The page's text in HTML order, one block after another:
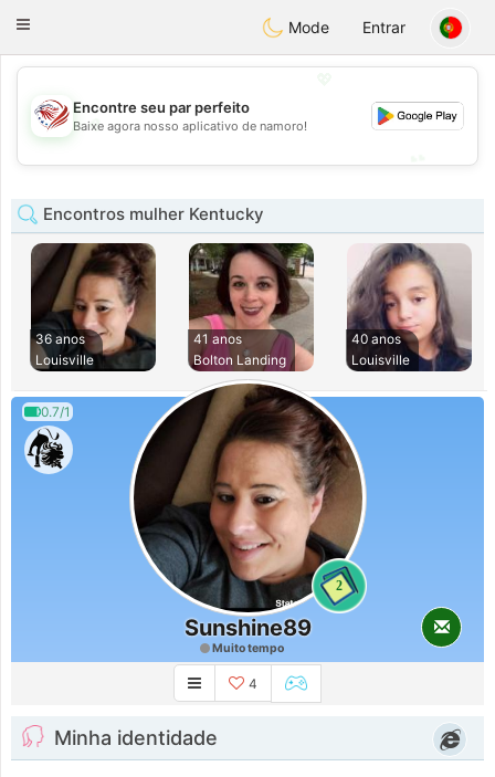
Dating
Toggle
Mode Entrar
💖
💕
Encontre seu par perfeito
Baixe agora nosso aplicativo de namoro!
Encontros mulher Kentucky
36 anos
Louisville
41 anos
Bolton Landing
40 anos
Louisville
0.7/1
2
Sunshine89
Muito tempo
4
Minha identidade